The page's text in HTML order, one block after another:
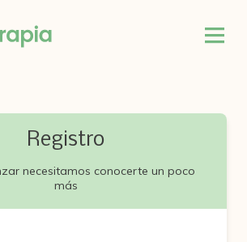
Registro
necesitamos conocerte un poco
más